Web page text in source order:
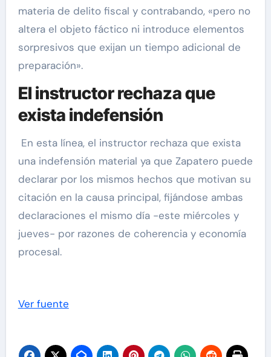
materia de delito fiscal y contrabando, «pero no
altera el objeto fáctico ni introduce elementos
sorpresivos que exijan un tiempo adicional de
preparación».
El instructor rechaza que
exista indefensión
En esta línea, el instructor rechaza que exista
una indefensión material ya que Zapatero puede
declarar por los mismos hechos que motivan su
citación en la causa principal, fijándose ambas
declaraciones el mismo día -este miércoles y
jueves- por razones de coherencia y economía
procesal.
Ver fuente